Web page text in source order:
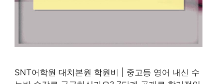
SNT어학원 대치본원 학원비 | 중고등 영어 내신 수